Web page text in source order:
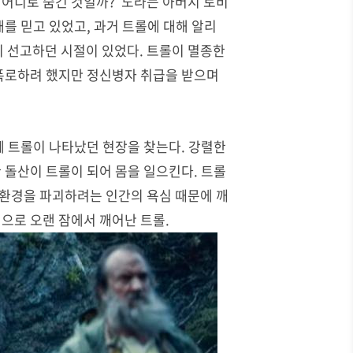
믿고 있었고,과거 트롤에 대해 알리
선고하던 시절이 있었다. 트롤이 멸종한
하려 했지만 정신병자 취급을 받으며
트롤이 나타났던 현장을 찾는다. 강렬한
산이 트롤이 되어 몸을 일으킨다. 트롤
경을 파괴하려는 인간의 욕심 때문에 깨
로 오랜 잠에서 깨어난 트롤.